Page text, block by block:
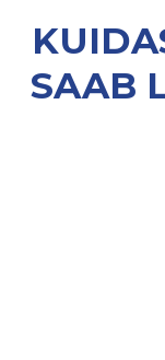
SAAB